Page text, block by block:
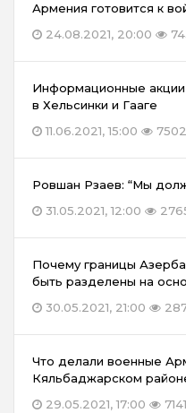
Армения готовится к
24.08.2021, 20:00
Информационные
в Хельсинки и Гааге
11.06.2021, 15:00
7502
Ровшан Рзаев: “Мы
31.05.2021, 12:00
Почему границы
быть разделены на
30.05.2021, 21:00
Что делали военные
Кяльбаджарском
29.05.2021, 17:00
7141